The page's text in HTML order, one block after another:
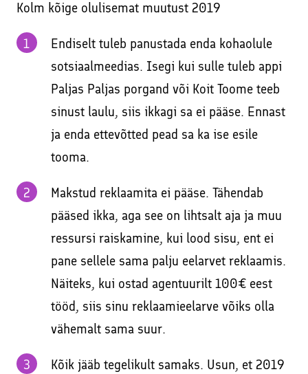
Kolm kõige olulisemat muutust 2019
Endiselt tuleb panustada enda kohaolule
sotsiaalmeedias. Isegi kui sulle tuleb appi
Paljas Paljas porgand või Koit Toome teeb
sinust laulu, siis ikkagi sa ei pääse. Ennast
ja enda ettevõtted pead sa ka ise esile
tooma.
Makstud reklaamita ei pääse. Tähendab
pääsed ikka, aga see on lihtsalt aja ja muu
ressursi raiskamine, kui lood sisu, ent ei
pane sellele sama palju eelarvet reklaamis.
Näiteks, kui ostad agentuurilt 100€ eest
tööd, siis sinu reklaamieelarve võiks olla
vähemalt sama suur.
Kõik jääb tegelikult samaks. Usun, et 2019